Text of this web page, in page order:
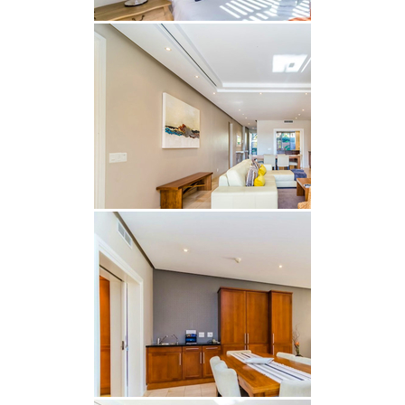
Toilette und Waschbecken. Das zweite
Schlafzimmer ist mit zwei Einzelbetten
ausgestattet und verfügt über ein separates
Badezimmer mit Dusche.
Die offene Küche ist komplett mit modernen
Geräten ausgestattet, darunter ein Ofen, ein Herd,
ein Kühl-Gefrierschrank, eine Mikrowelle und
wichtiges Kochgeschirr. Der in den Wohn- und
Essbereich übergehende Raum ist sowohl zum
Entspannen als auch zum Unterhalten konzipiert
und verfügt über einen Esstisch für sechs
Personen, bequeme Sitzgelegenheiten und einen
Fernseher. Glasschiebetüren öffnen sich auf eine
private Terrasse mit bequemen Sitzgelegenheiten
im Freien und einem Esstisch – der perfekte Ort,
um die Aussicht auf den Yachthafen zu genießen.
Die Gäste profitieren von kostenlosem WLAN,
sicheren Parkplätzen für zwei Fahrzeuge und
Zugang zu mehreren Gemeinschaftspools. Ein voll
ausgestattetes Fitnessstudio steht gegen eine